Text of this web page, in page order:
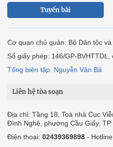
Tuyến bài
Cơ quan chủ quản: Bộ Dân tộc
Số giấy phép: 146/GP-
Tổng biên tập: Nguyễn Văn Bá
Liên hệ tòa soạn
Địa chỉ: Tầng 18, Toà nhà Cục
Đình Nghệ, phường Cầu Giấy, TP.
Điện thoại: 02439369898 -